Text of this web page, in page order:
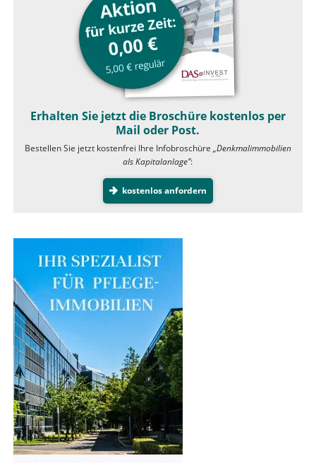
Erhalten Sie jetzt die Broschüre kostenlos per
Mail oder Post.
Bestellen Sie jetzt kostenfrei Ihre Infobroschüre „Denkmalimmobilien
als Kapitalanlage”:
kostenlos anfordern